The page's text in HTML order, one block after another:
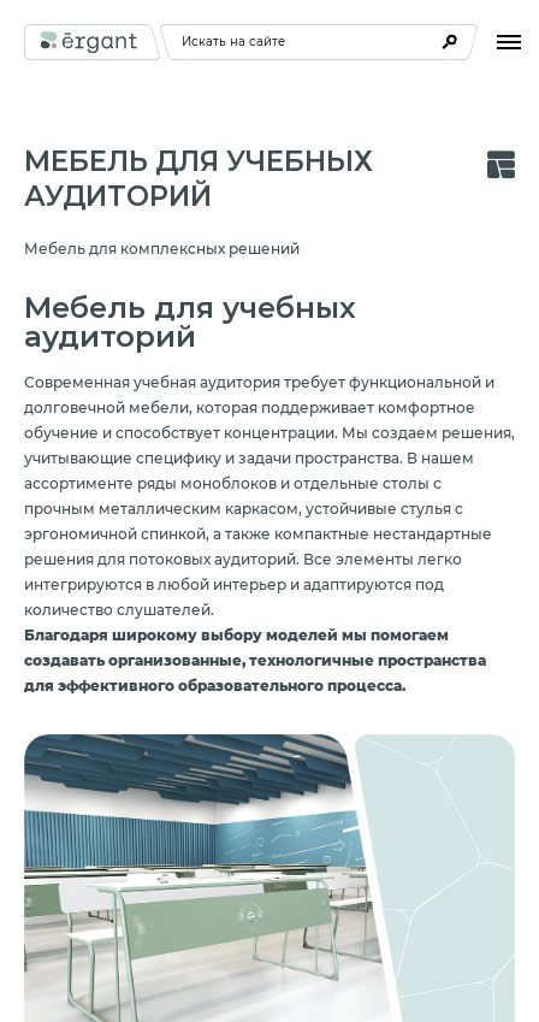
Искать на сайте
МЕБЕЛЬ ДЛЯ УЧЕБНЫХ
АУДИТОРИЙ
Мебель для комплексных решений
Мебель для учебных
аудиторий
Современная учебная аудитория требует функциональной и
долговечной мебели, которая поддерживает комфортное
обучение и способствует концентрации. Мы создаем решения,
учитывающие специфику и задачи пространства. В нашем
ассортименте ряды моноблоков и отдельные столы с
прочным металлическим каркасом, устойчивые стулья с
эргономичной спинкой, а также компактные нестандартные
решения для потоковых аудиторий. Все элементы легко
интегрируются в любой интерьер и адаптируются под
количество слушателей.
Благодаря широкому выбору моделей мы помогаем
создавать организованные, технологичные пространства
для эффективного образовательного процесса.